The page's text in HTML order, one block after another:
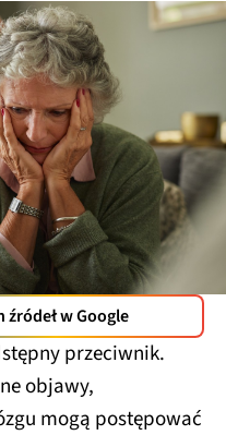
w Google
przeciwnik.
objawy,
mogą postępować